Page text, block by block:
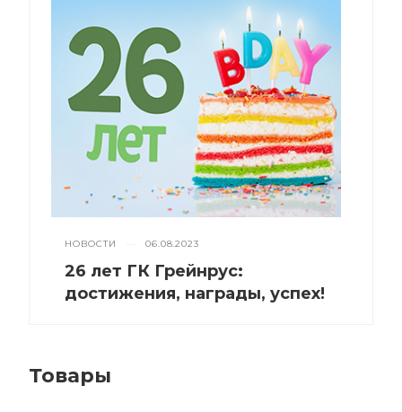
НОВОСТИ 06.08.2023
26 лет ГК Грейнрус:
достижения, награды, успех!
Товары